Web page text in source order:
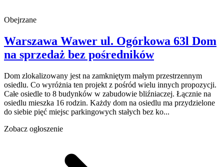
Obejrzane
Warszawa Wawer ul. Ogórkowa 63l Dom
na sprzedaż bez pośredników
Dom zlokalizowany jest na zamkniętym małym przestrzennym
osiedlu. Co wyróżnia ten projekt z pośród wielu innych propozycji.
Całe osiedle to 8 budynków w zabudowie bliźniaczej. Łącznie na
osiedlu mieszka 16 rodzin. Każdy dom na osiedlu ma przydzielone
do siebie pięć miejsc parkingowych stałych bez ko...
Zobacz ogłoszenie